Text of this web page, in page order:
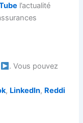
l’actualité
. Vous pouvez
, LinkedIn, Reddi